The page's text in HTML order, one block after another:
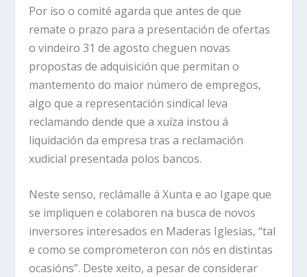
Por iso o comité agarda que antes de que
remate o prazo para a presentación de ofertas
o vindeiro 31 de agosto cheguen novas
propostas de adquisición que permitan o
mantemento do maior número de empregos,
algo que a representación sindical leva
reclamando dende que a xuíza instou á
liquidación da empresa tras a reclamación
xudicial presentada polos bancos.
Neste senso, reclámalle á Xunta e ao Igape que
se impliquen e colaboren na busca de novos
inversores interesados en Maderas Iglesias, “tal
e como se comprometeron con nós en distintas
ocasións”. Deste xeito, a pesar de considerar